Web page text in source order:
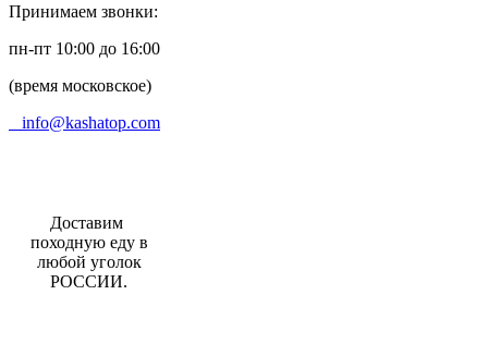
Принимаем звонки:
пн-пт 10:00 до 16:00
(время московское)
info@kashatop.com
Доставим
походную еду в
любой уголок
РОССИИ.